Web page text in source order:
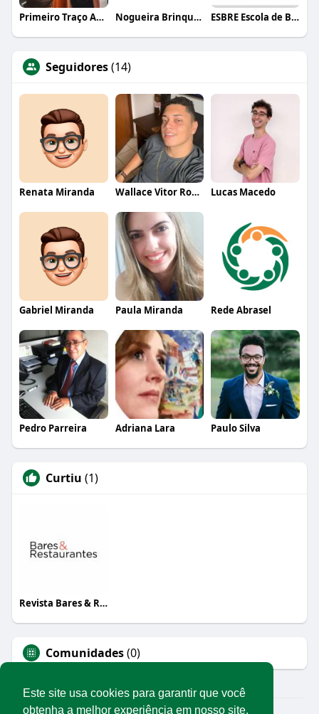
Este site usa cookies para garantir que você
obtenha a melhor experiência em nosso site.
Primeiro Traço Arquitetura Nogueira Brinquedos ESBRE Escola de Bares e Restaurantes
Seguidores(14)
Renata Miranda Wallace Vitor Rodrigues Lucas Macedo
Gabriel Miranda Paula Miranda Rede Abrasel
Pedro Parreira Adriana Lara Paulo Silva
Curtiu (1)
Revista Bares & Restaurantes
Comunidades(0)